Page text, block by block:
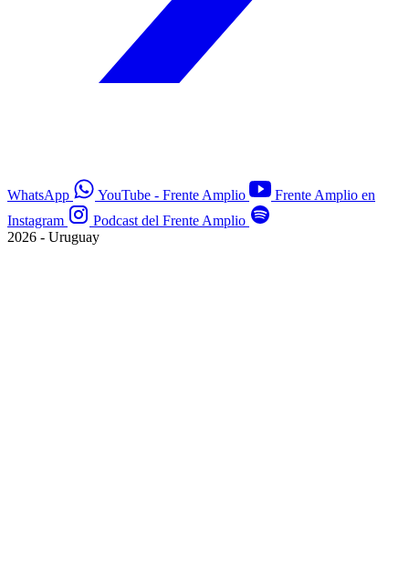
WhatsApp YouTube - Frente Amplio
Frente Amplio en
Instagram
Podcast del Frente Amplio
2026 - Uruguay